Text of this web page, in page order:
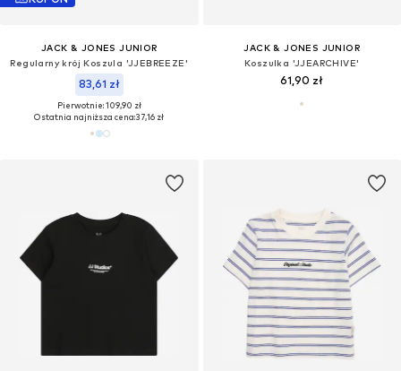
JACK & JONES JUNIOR
Regularny krój Koszula 'JJEBREEZE'
83,61 zł
Pierwotnie: 109,90 zł
Ostatnia najniższa cena:37,16 zł
JACK & JONES JUNIOR
Koszulka 'JJEARCHIVE'
61,90 zł